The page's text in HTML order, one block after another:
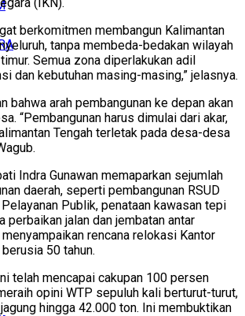
berkomitmen membangun Kalimantan
tanpa membeda-bedakan wilayah
Semua zona diperlakukan adil
dan kebutuhan masing-masing,” jelasnya.
bahwa arah pembangunan ke depan akan
“Pembangunan harus dimulai dari akar,
Tengah terletak pada desa-desa
Indra Gunawan memaparkan sejumlah
daerah, seperti pembangunan RSUD
Publik, penataan kawasan tepi
perbaikan jalan dan jembatan antar
rencana relokasi Kantor
50 tahun.
telah mencapai cakupan 100 persen
opini WTP sepuluh kali berturut-turut,
hingga 42.000 ton. Ini membuktikan